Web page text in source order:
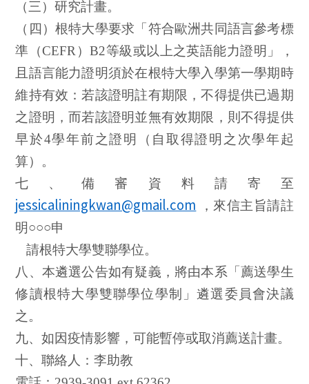
（三）研究計畫。
（四）根特大學要求「符合歐洲共同語言參考標
準（CEFR ）B2等級或以上之英語能力證明」，
且語言能力證明須於在根特大學入學第一學期時
維持有效：若該證明註有期限，不得提供已過期
之證明，而若該證明並無有效期限，則不得提供
早於4學年前之證明（自取得證明之次學年起
算）。
七、備審資料請寄至
jessicaliningkwan@gmail.com ，來信主旨請註
明○○○申
請根特大學雙聯學位。
八、本遴選公告如有疑義，將由本系「薦送學生
修讀根特大學雙聯學位學制」遴選委員會決議
之。
九、如因疫情影響，可能暫停或取消薦送計畫。
十、聯絡人：李助教